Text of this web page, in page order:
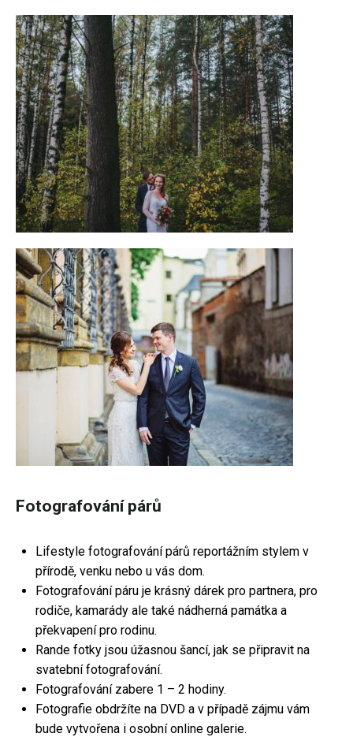
Fotografování párů
Lifestyle fotografování párů reportážním stylem v
přírodě, venku nebo u vás dom.
Fotografování páru je krásný dárek pro partnera, pro
rodiče, kamarády ale také nádherná památka a
překvapení pro rodinu.
Rande fotky jsou úžasnou šancí, jak se připravit na
svatební fotografování.
Fotografování zabere 1 – 2 hodiny.
Fotografie obdržíte na DVD a v případě zájmu vám
bude vytvořena i osobní online galerie.